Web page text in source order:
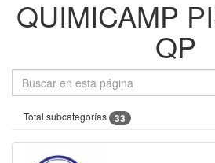
QUIMICAMP
QP
Total subcategorías 33